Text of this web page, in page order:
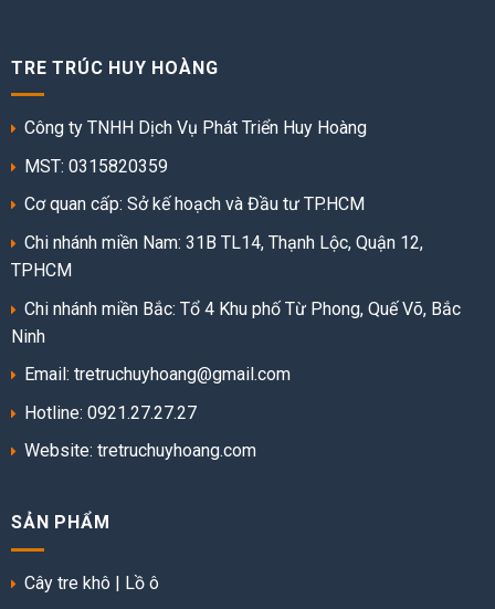
TRE TRÚC HUY HOÀNG
Công ty TNHH Dịch Vụ Phát Triển Huy Hoàng
MST: 0315820359
Cơ quan cấp: Sở kế hoạch và Đầu tư TP.HCM
Chi nhánh miền Nam: 31B TL14, Thạnh Lộc, Quận 12,
TPHCM
Chi nhánh miền Bắc: Tổ 4 Khu phố Từ Phong, Quế Võ, Bắc
Ninh
Email: tretruchuyhoang@gmail.com
Hotline: 0921.27.27.27
Website: tretruchuyhoang.com
SẢN PHẨM
Cây tre khô | Lồ ô